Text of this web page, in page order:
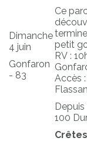
Dimanche
4 juin
Gonfaron
- 83
Ce
petit
RV :
Accès
100